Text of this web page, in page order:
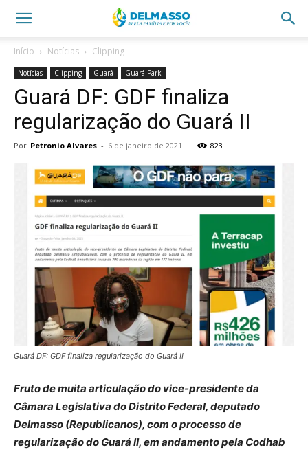
Início Notícias Clipping
Notícias Clipping Guará Guará Park
Guará DF: GDF finaliza
regularização do Guará II
Por Petronio Alvares - 6 de janeiro de 2021 823
Guará DF: GDF finaliza regularização do Guará II
Fruto de muita articulação do vice-presidente da
Câmara Legislativa do Distrito Federal, deputado
Delmasso (Republicanos), com o processo de
regularização do Guará II, em andamento pela Codhab